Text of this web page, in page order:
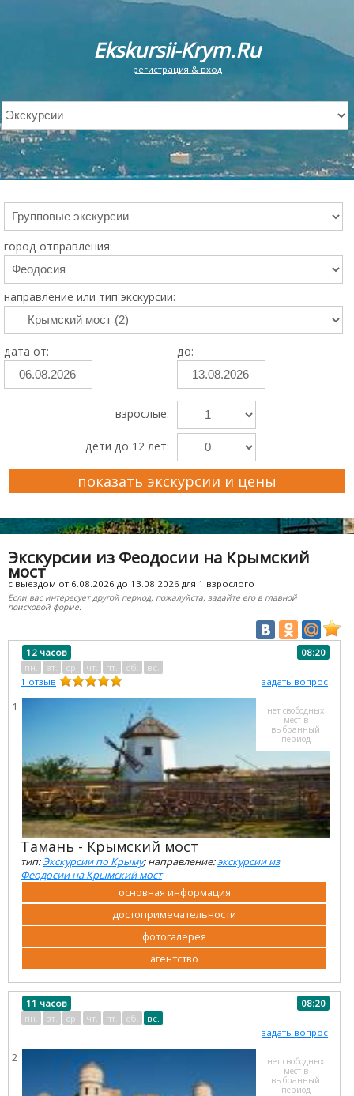
Ekskursii-Krym.Ru
регистрация & вход
город отправления:
направление или тип экскурсии:
дата от: до:
взрослые:
дети до 12 лет:
показать экскурсии и цены
Экскурсии из Феодосии на Крымский
мост
с выездом от 6.08.2026 до 13.08.2026 для 1 взрослого
Если вас интересует другой период, пожалуйста, задайте его в главной
поисковой форме.
1
12 часов
08:20
пн.
вт. ср. чт. пт. сб.
вс.
задать вопрос
1 отзыв
нет свободных
мест в
выбранный
период
Тамань - Крымский мост
тип:Экскурсии по Крыму; направление:экскурсии из
Феодосии на Крымский мост
основная информация
достопримечательности
фотогалерея
агентство
2
11 часов
08:20
пн.
вт. ср. чт. пт. сб.
вс.
задать вопрос
нет свободных
мест в
выбранный
период